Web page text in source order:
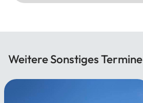
Weitere Sonstiges Termine